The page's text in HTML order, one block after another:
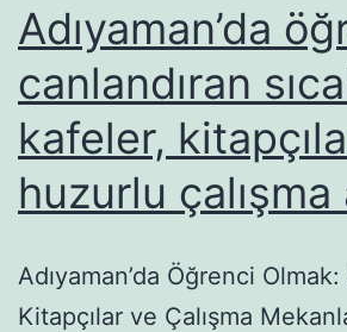
Adıyaman’da
canlandıran
kafeler,
huzurlu çalışma
Adıyaman’da Öğrenci
Kitapçılar ve Çalışma